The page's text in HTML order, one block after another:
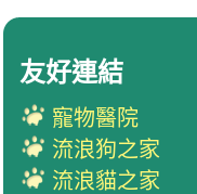
友好連結
寵物醫院
流浪狗之家
流浪貓之家